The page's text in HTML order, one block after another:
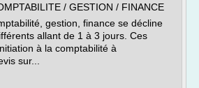
/ GESTION / FINANCE
gestion, finance se décline
allant de 1 à 3 jours. Ces
à la comptabilité à
sur...